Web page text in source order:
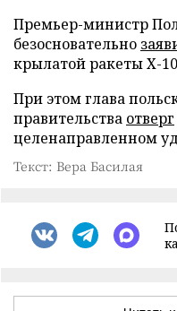
Премьер-министр
безосновательно
крылатой ракеты Х-
При этом глава
правительства отверг
целенаправленном
Текст: Вера Басилая